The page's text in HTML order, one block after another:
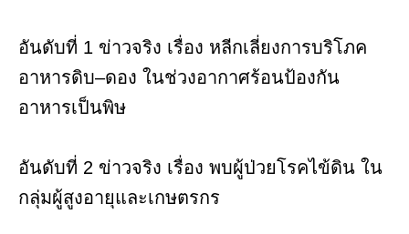
อันดับที่ 1 ข่าวจริง เรื่อง หลีกเลี่ยงการบริโภค
อาหารดิบ–ดอง ในช่วงอากาศร้อนป้องกัน
อาหารเป็นพิษ
อันดับที่ 2 ข่าวจริง เรื่อง พบผู้ป่วยโรคไข้ดิน ใน
กลุ่มผู้สูงอายุและเกษตรกร